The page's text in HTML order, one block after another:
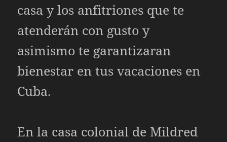
casa y los anfitriones que te
atenderán con gusto y
asimismo te garantizaran
bienestar en tus vacaciones en
Cuba.
En la casa colonial de Mildred